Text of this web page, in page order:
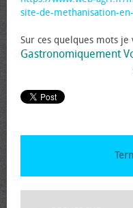
site-de-methanisation-
Sur ces quelques mots
Gastronomiquement